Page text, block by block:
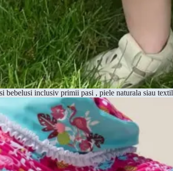
bebelusi inclusiv primii pasi , piele naturala siau textil